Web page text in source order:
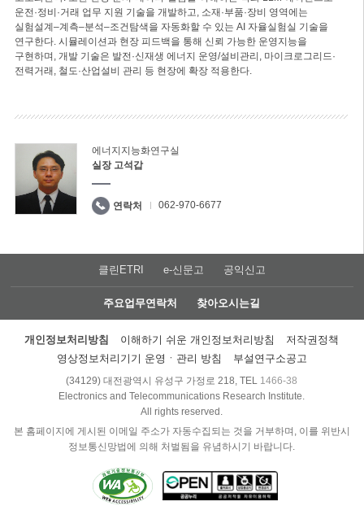
운전·정비·거래 업무 지원 기술을 개발하고, 소재·부품·장비 영역에는
실험설계–계측–분석–조건탐색을 자동화할 수 있는 AI 자율실험실 기술을
연구한다. 시뮬레이션과 현장 피드백을 통해 신뢰 가능한 운영지능을
구현하며, 개발 기술은 발전·신재생 에너지 운영/설비관리, 마이크로그리드·
전력거래, 철도·산업설비 관리 등 현장에 확장 적용한다.
에너지지능화연구실
실장 고석갑
연락처 062-970-6677
클린ETRI e-신문고 공익신고
주요업무연락처 찾아오시는길
개인정보처리방침 이해하기 쉬운 개인정보처리방침
저작권정책
영상정보처리기기 운영ㆍ관리 방침
부설연구소공고
(34129) 대전광역시 유성구 가정로 218, TEL 1466-38
Electronics and Telecommunications Research Institute.
All rights reserved.
본 홈페이지에 게시된 이메일 주소가 자동수집되는 것을 거부하며, 이를 위반시
정보통신망법에 의해 처벌됨을 유념하시기 바랍니다.